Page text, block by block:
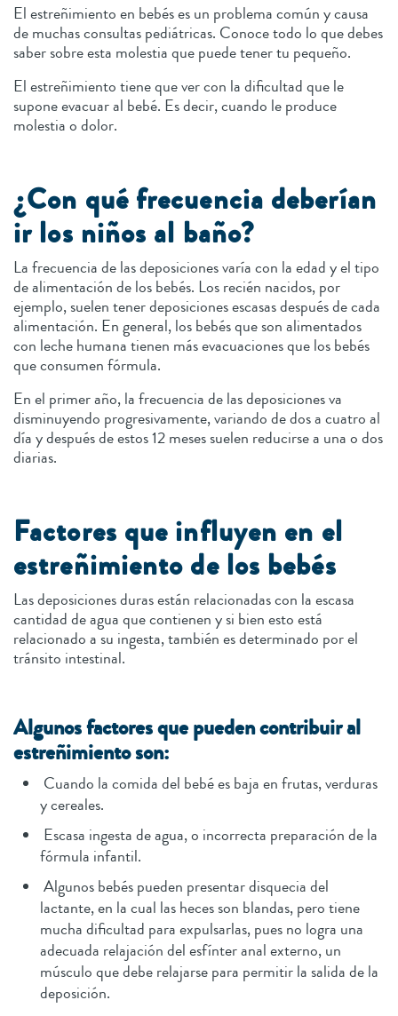
El estreñimiento en bebés es un problema común y causa
de muchas consultas pediátricas. Conoce todo lo que debes
saber sobre esta molestia que puede tener tu pequeño.
El estreñimiento tiene que ver con la dificultad que le
supone evacuar al bebé. Es decir, cuando le produce
molestia o dolor.
¿Con qué frecuencia deberían
ir los niños al baño?
La frecuencia de las deposiciones varía con la edad y el tipo
de alimentación de los bebés. Los recién nacidos, por
ejemplo, suelen tener deposiciones escasas después de cada
alimentación. En general, los bebés que son alimentados
con leche humana tienen más evacuaciones que los bebés
que consumen fórmula.
En el primer año, la frecuencia de las deposiciones va
disminuyendo progresivamente, variando de dos a cuatro al
día y después de estos 12 meses suelen reducirse a una o dos
diarias.
Factores que influyen en el
estreñimiento de los bebés
Las deposiciones duras están relacionadas con la escasa
cantidad de agua que contienen y si bien esto está
relacionado a su ingesta, también es determinado por el
tránsito intestinal.
Algunos factores que pueden contribuir al
estreñimiento son:
Cuando la comida del bebé es baja en frutas, verduras
y cereales.
Escasa ingesta de agua, o incorrecta preparación de la
fórmula infantil.
Algunos bebés pueden presentar disquecia del
lactante, en la cual las heces son blandas, pero tiene
mucha dificultad para expulsarlas, pues no logra una
adecuada relajación del esfínter anal externo, un
músculo que debe relajarse para permitir la salida de la
deposición.